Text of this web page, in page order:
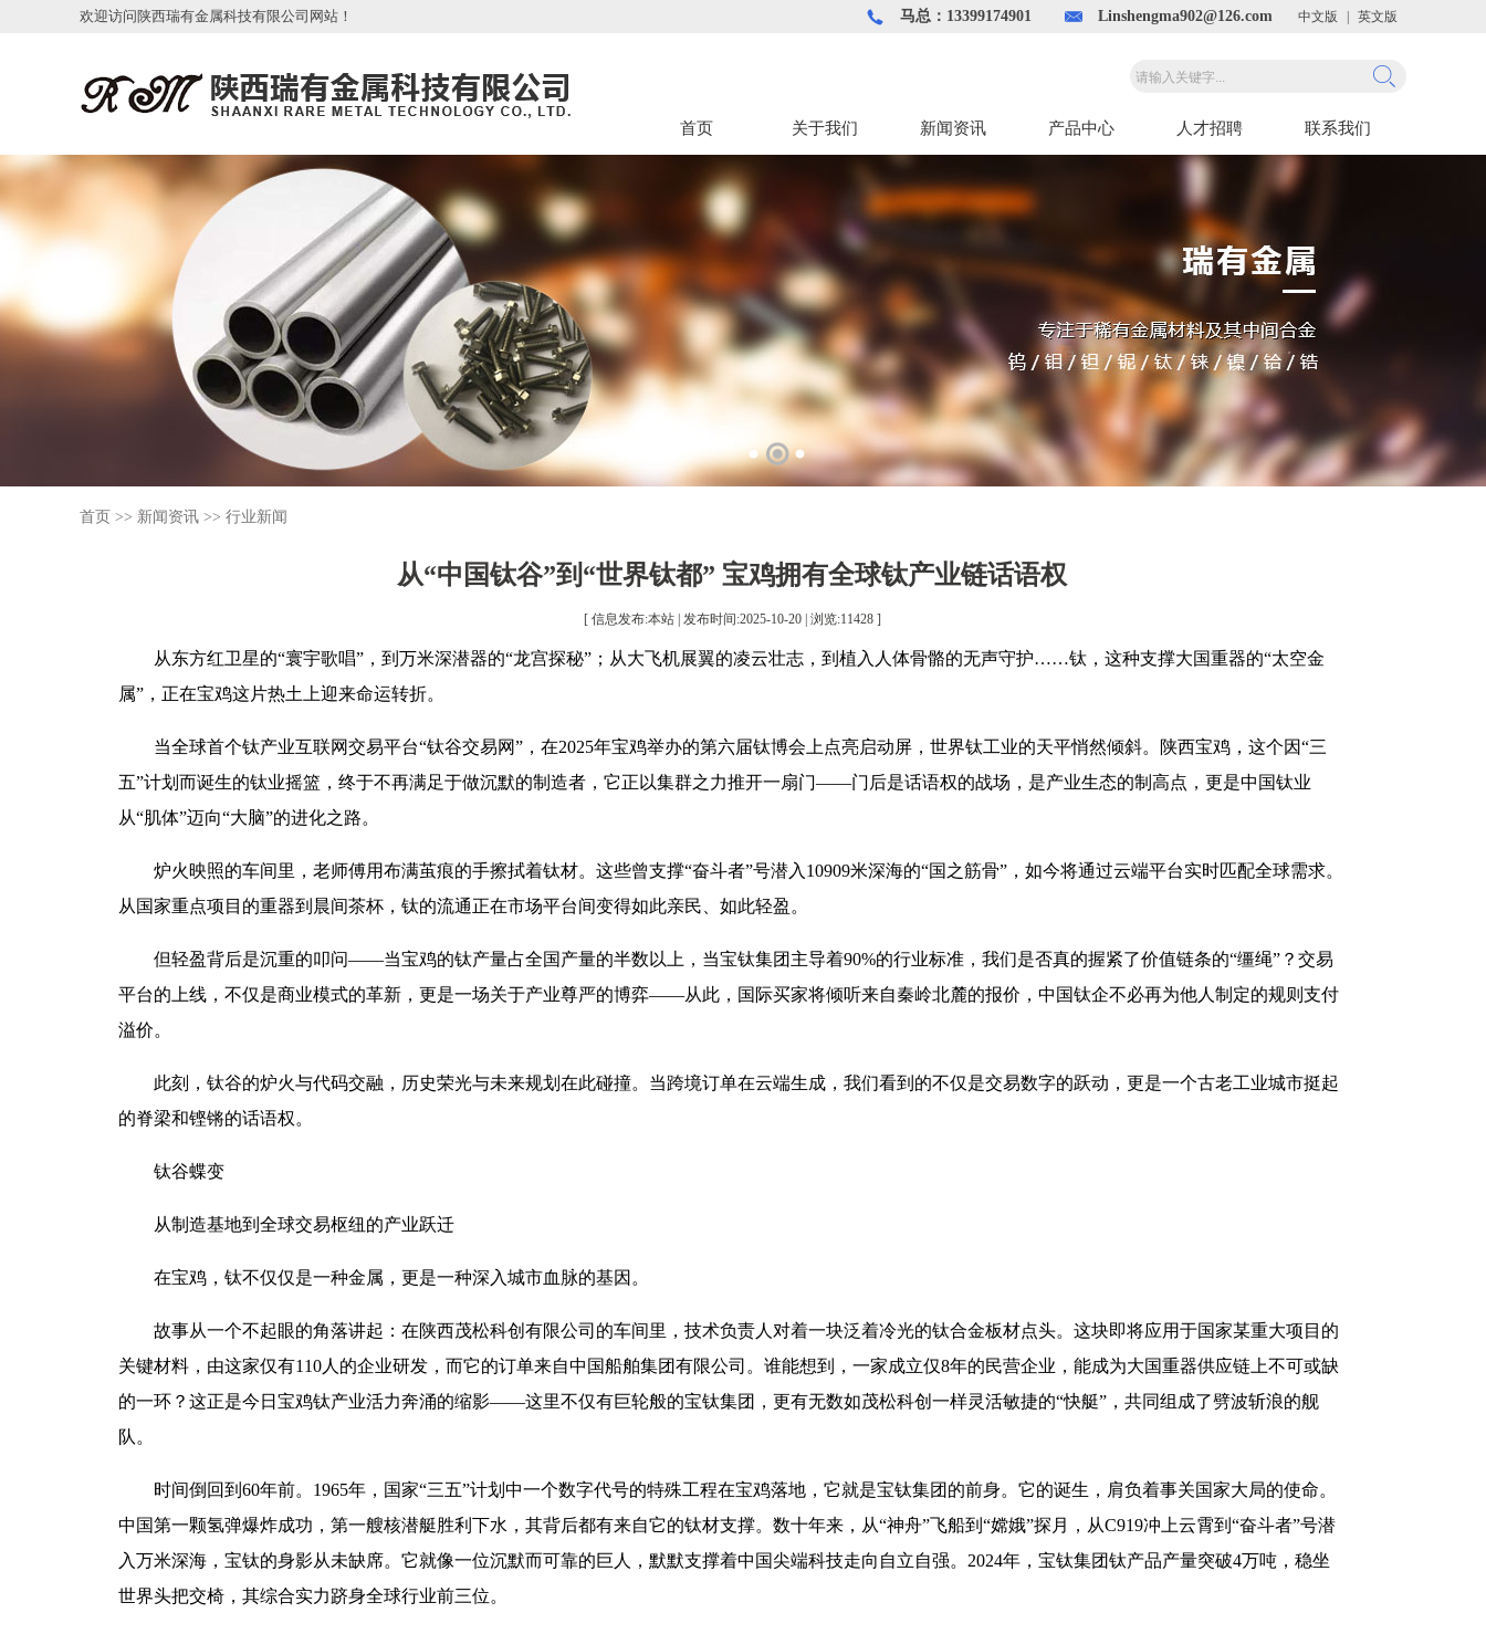
欢迎访问陕西瑞有金属科技有限公司网站！ 马总：13399174901 Linshengma902@126.com 中文版 英文版
首页 关于我们 新闻资讯 产品中心 人才招聘 联系我们
首页 >> 新闻资讯 >> 行业新闻
从“中国钛谷”到“世界钛都” 宝鸡拥有全球钛产业链话语权
[ 信息发布:本站 | 发布时间:2025-10-20 | 浏览:11428]
从东方红卫星的“寰宇歌唱”，到万米深潜器的“龙宫探秘”；从大飞机展翼的凌云壮志，到植入人体骨骼的无声守护……钛，这种支撑大国重器的“太空金
属”，正在宝鸡这片热土上迎来命运转折。
当全球首个钛产业互联网交易平台“钛谷交易网”，在2025年宝鸡举办的第六届钛博会上点亮启动屏，世界钛工业的天平悄然倾斜。陕西宝鸡，这个因“三
五”计划而诞生的钛业摇篮，终于不再满足于做沉默的制造者，它正以集群之力推开一扇门——门后是话语权的战场，是产业生态的制高点，更是中国钛业
从“肌体”迈向“大脑”的进化之路。
炉火映照的车间里，老师傅用布满茧痕的手擦拭着钛材。这些曾支撑“奋斗者”号潜入10909米深海的“国之筋骨”，如今将通过云端平台实时匹配全球需求。
从国家重点项目的重器到晨间茶杯，钛的流通正在市场平台间变得如此亲民、如此轻盈。
但轻盈背后是沉重的叩问——当宝鸡的钛产量占全国产量的半数以上，当宝钛集团主导着90%的行业标准，我们是否真的握紧了价值链条的“缰绳”？交易
平台的上线，不仅是商业模式的革新，更是一场关于产业尊严的博弈——从此，国际买家将倾听来自秦岭北麓的报价，中国钛企不必再为他人制定的规则支付
溢价。
此刻，钛谷的炉火与代码交融，历史荣光与未来规划在此碰撞。当跨境订单在云端生成，我们看到的不仅是交易数字的跃动，更是一个古老工业城市挺起
的脊梁和铿锵的话语权。
钛谷蝶变
从制造基地到全球交易枢纽的产业跃迁
在宝鸡，钛不仅仅是一种金属，更是一种深入城市血脉的基因。
故事从一个不起眼的角落讲起：在陕西茂松科创有限公司的车间里，技术负责人对着一块泛着冷光的钛合金板材点头。这块即将应用于国家某重大项目的
关键材料，由这家仅有110人的企业研发，而它的订单来自中国船舶集团有限公司。谁能想到，一家成立仅8年的民营企业，能成为大国重器供应链上不可或缺
的一环？这正是今日宝鸡钛产业活力奔涌的缩影——这里不仅有巨轮般的宝钛集团，更有无数如茂松科创一样灵活敏捷的“快艇”，共同组成了劈波斩浪的舰
队。
时间倒回到60年前。1965年，国家“三五”计划中一个数字代号的特殊工程在宝鸡落地，它就是宝钛集团的前身。它的诞生，肩负着事关国家大局的使命。
中国第一颗氢弹爆炸成功，第一艘核潜艇胜利下水，其背后都有来自它的钛材支撑。数十年来，从“神舟”飞船到“嫦娥”探月，从C919冲上云霄到“奋斗者”号潜
入万米深海，宝钛的身影从未缺席。它就像一位沉默而可靠的巨人，默默支撑着中国尖端科技走向自立自强。2024年，宝钛集团钛产品产量突破4万吨，稳坐
世界头把交椅，其综合实力跻身全球行业前三位。